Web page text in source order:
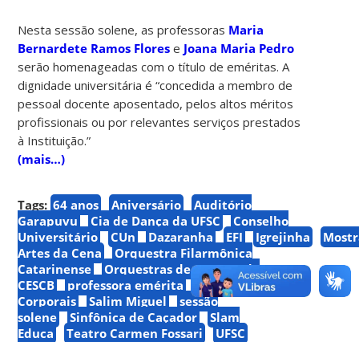
Nesta sessão solene, as professoras Maria
Bernardete Ramos Flores e Joana Maria Pedro
serão homenageadas com o título de eméritas. A
dignidade universitária é “concedida a membro de
pessoal docente aposentado, pelos altos méritos
profissionais ou por relevantes serviços prestados
à Instituição.”
(mais…)
Tags: 64 anos Aniversário
Auditório
Garapuvu
Cia de Dança da UFSC
Conselho
Universitário
CUn Dazaranha EFI Igrejinha
Artes da Cena
Orquestra Filarmônica
Catarinense
Orquestras de Câmara do
CESCB
professora emérita
Projeto Práticas
Corporais
Salim Miguel
sessão
solene
Sinfônica de Caçador
Slam
Educa
Teatro Carmen Fossari UFSC